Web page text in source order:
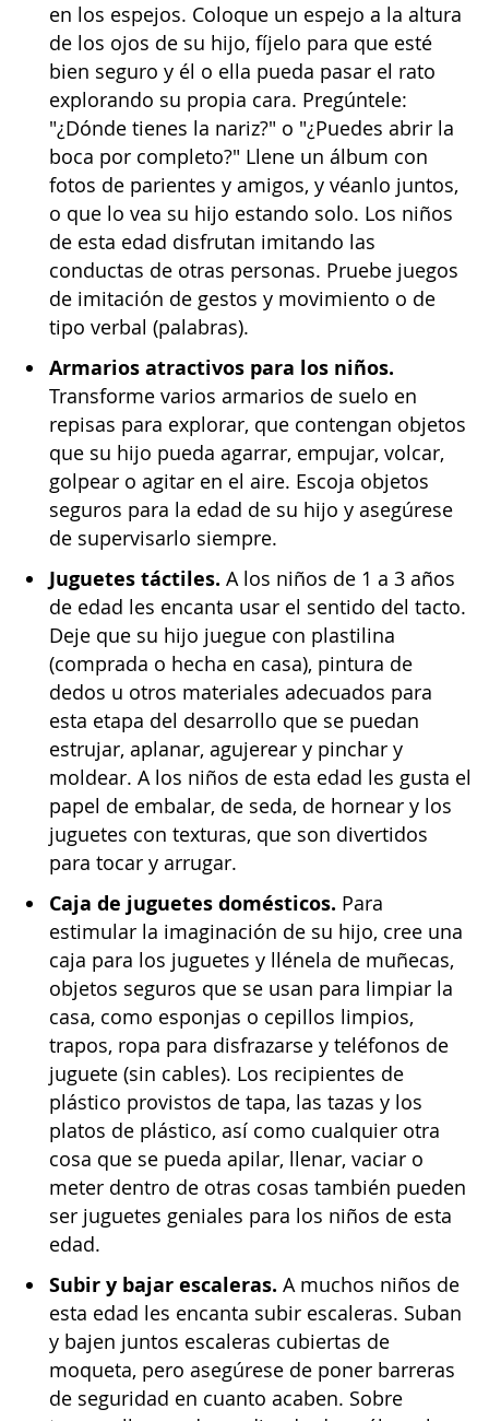
en los espejos. Coloque un espejo a la altura
de los ojos de su hijo, fíjelo para que esté
bien seguro y él o ella pueda pasar el rato
explorando su propia cara. Pregúntele:
"¿Dónde tienes la nariz?" o "¿Puedes abrir la
boca por completo?" Llene un álbum con
fotos de parientes y amigos, y véanlo juntos,
o que lo vea su hijo estando solo. Los niños
de esta edad disfrutan imitando las
conductas de otras personas. Pruebe juegos
de imitación de gestos y movimiento o de
tipo verbal (palabras).
Armarios atractivos para los niños.
Transforme varios armarios de suelo en
repisas para explorar, que contengan objetos
que su hijo pueda agarrar, empujar, volcar,
golpear o agitar en el aire. Escoja objetos
seguros para la edad de su hijo y asegúrese
de supervisarlo siempre.
Juguetes táctiles. A los niños de 1 a 3 años
de edad les encanta usar el sentido del tacto.
Deje que su hijo juegue con plastilina
(comprada o hecha en casa), pintura de
dedos u otros materiales adecuados para
esta etapa del desarrollo que se puedan
estrujar, aplanar, agujerear y pinchar y
moldear. A los niños de esta edad les gusta el
papel de embalar, de seda, de hornear y los
juguetes con texturas, que son divertidos
para tocar y arrugar.
Caja de juguetes domésticos. Para
estimular la imaginación de su hijo, cree una
caja para los juguetes y llénela de muñecas,
objetos seguros que se usan para limpiar la
casa, como esponjas o cepillos limpios,
trapos, ropa para disfrazarse y teléfonos de
juguete (sin cables). Los recipientes de
plástico provistos de tapa, las tazas y los
platos de plástico, así como cualquier otra
cosa que se pueda apilar, llenar, vaciar o
meter dentro de otras cosas también pueden
ser juguetes geniales para los niños de esta
edad.
Subir y bajar escaleras. A muchos niños de
esta edad les encanta subir escaleras. Suban
y bajen juntos escaleras cubiertas de
moqueta, pero asegúrese de poner barreras
de seguridad en cuanto acaben. Sobre